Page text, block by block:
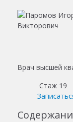
Врач высшей
Стаж 19